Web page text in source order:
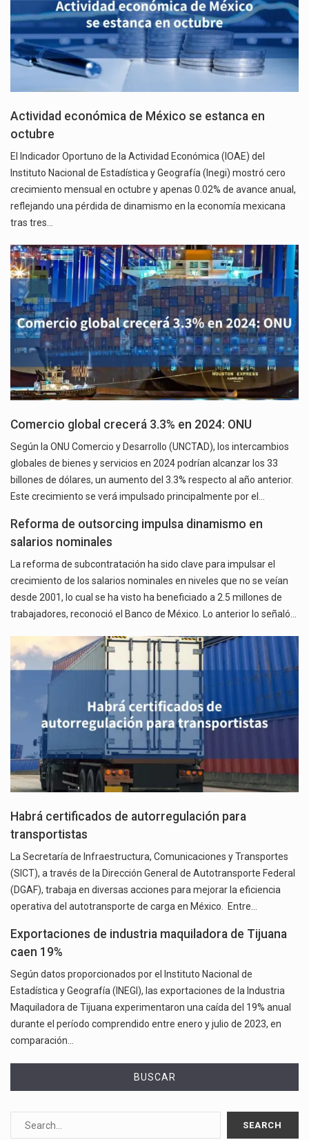
Actividad económica de México se estanca en
octubre
El Indicador Oportuno de la Actividad Económica (IOAE) del
Instituto Nacional de Estadística y Geografía (Inegi) mostró cero
crecimiento mensual en octubre y apenas 0.02% de avance anual,
reflejando una pérdida de dinamismo en la economía mexicana
tras tres…
Comercio global crecerá 3.3% en 2024: ONU
Según la ONU Comercio y Desarrollo (UNCTAD), los intercambios
globales de bienes y servicios en 2024 podrían alcanzar los 33
billones de dólares, un aumento del 3.3% respecto al año anterior.
Este crecimiento se verá impulsado principalmente por el…
Reforma de outsorcing impulsa dinamismo en
salarios nominales
La reforma de subcontratación ha sido clave para impulsar el
crecimiento de los salarios nominales en niveles que no se veían
desde 2001, lo cual se ha visto ha beneficiado a 2.5 millones de
trabajadores, reconoció el Banco de México. Lo anterior lo señaló…
Habrá certificados de autorregulación para
transportistas
La Secretaría de Infraestructura, Comunicaciones y Transportes
(SICT), a través de la Dirección General de Autotransporte Federal
(DGAF), trabaja en diversas acciones para mejorar la eficiencia
operativa del autotransporte de carga en México. Entre…
Exportaciones de industria maquiladora de Tijuana
caen 19%
Según datos proporcionados por el Instituto Nacional de
Estadística y Geografía (INEGI), las exportaciones de la Industria
Maquiladora de Tijuana experimentaron una caída del 19% anual
durante el período comprendido entre enero y julio de 2023, en
comparación…
BUSCAR